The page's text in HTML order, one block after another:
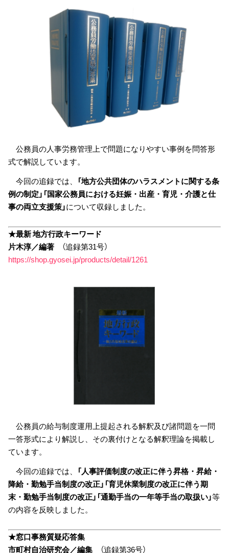
公務員の人事労務管理上で問題になりやすい事例を問答形
式で解説しています。
今回の追録では、
「地方公共団体のハラスメントに関する条
例の制定」「国家公務員における妊娠・出産・育児・介護と仕
事の両立支援策」について収録しました。
★最新 地方行政キーワード
片木淳／編著
（追録第31号）
https://shop.gyosei.jp/products/detail/1261
公務員の給与制度運用上提起される解釈及び諸問題を一問
一答形式により解説し、その裏付けとなる解釈理論を掲載し
ています。
今回の追録では、
「人事評価制度の改正に伴う昇格・昇給・
降給・勤勉手当制度の改正」「育児休業制度の改正に伴う期
末・勤勉手当制度の改正」「通勤手当の一年等手当の取扱い」等
の内容を反映しました。
★窓口事務質疑応答集
市町村自治研究会／編集
（追録第36号）